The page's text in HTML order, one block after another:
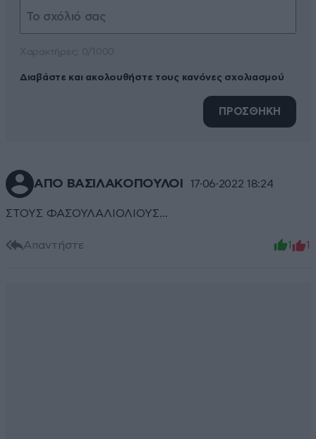
Διαβάστε και ακολουθήστε τους κανόνες σχολιασμού
ΠΡΟΣΘΗΚΗ
ΑΠΟ ΒΑΣΙΛΑΚΟΠΟΥΛΟΙ 17·06·2022 18:24
ΣΤΟΥΣ ΦΑΣΟΥΛΑΛΙΟΛΙΟΥΣ...
Απαντήστε 1 1